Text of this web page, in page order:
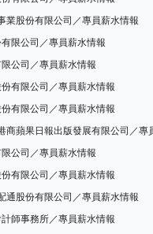
業股份有限公司／專員薪水情報
限公司／專員薪水情報
公司／專員薪水情報
有限公司／專員薪水情報
有限公司／專員薪水情報
商蘋果日報出版發展有限公司／專
公司／專員薪水情報
有限公司／專員薪水情報
通股份有限公司／專員薪水情報
師事務所／專員薪水情報